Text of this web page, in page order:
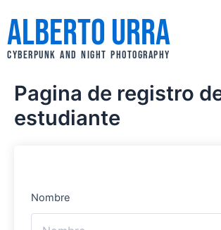
contenido
Alberto Urra
CYBERPUNK AND NIGHT PHOTOGRAPHY
Pagina de registro
estudiante
Nombre